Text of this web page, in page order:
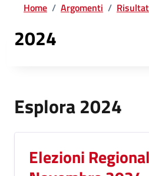
Home / Argomenti /
2024
Esplora 2024
Elezioni